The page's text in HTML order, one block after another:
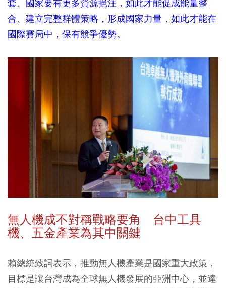
套、國家要有更多資源挹注，如此才能促成能量整
合、建立完整群體策略，形成國家力量，如此才能在
國際賽局中，保有競爭優勢。
無人機成不對稱戰略要角 台中工具
機、五金產業為其中關鍵
賴總統致詞表示，推動無人機產業是國家重大政策，
目標是讓台灣成為全球無人機發展的亞洲中心，並達